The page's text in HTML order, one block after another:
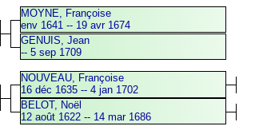
MOYNE, Françoise
env 1641 -- 19 avr 1674
GENUIS, Jean
-- 5 sep 1709
NOUVEAU, Françoise
16 déc 1635 -- 4 jan 1702
BELOT, Noël
12 août 1622 -- 14 mar 1686